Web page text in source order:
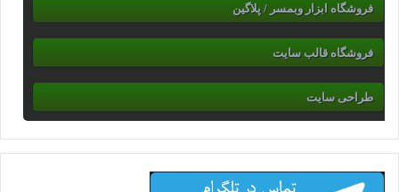
فروشگاه ابزار وبمسر / پلاگین
فروشگاه قالب سایت
طراحی سایت